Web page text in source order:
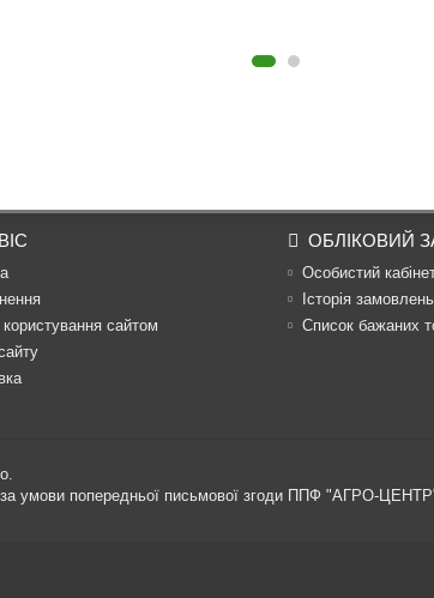
сайтом
ОБЛІКОВИЙ
Особистий
Історія замовлень
Список бажаних
за умови попередньої письмової згоди ППФ "АГРО-